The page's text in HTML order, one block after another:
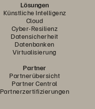
Lösungen
Künstliche Intelligenz
Cloud
Cyber-Resilienz
Datensicherheit
Datenbanken
Virtualisierung
Partner
Partnerübersicht
Partner Central
Partnerzertifizierungen